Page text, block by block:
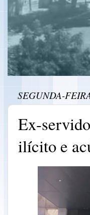
SEGUNDA-
Ex-
ilícito e